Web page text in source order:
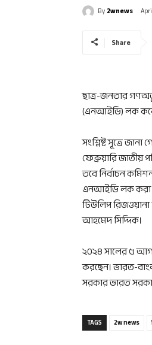
By2wnews
Share
ছাত্র-জনতার
(এনআইডি) লক
সংশ্লিষ্ট সূত্রে
ফেব্রুয়ারি জাতীয়
তবে নির্বাচন
এনআইডি লক করা
টিউলিপ রিজওয়ানা
আহমেদ সিদ্দিক।
২০২৪ সালের ৫
করছেন। ভারত-
সরকার ভারত
TAGS 2w news